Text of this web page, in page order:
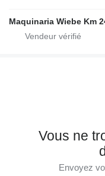
Maquinaria Wiebe Km
Vous ne
Envoyez